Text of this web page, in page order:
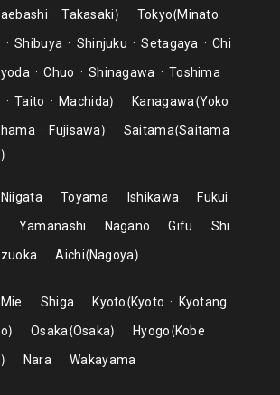
aebashi
Takasaki Tokyo Minato
Shibuya
Shinjuku Setagaya
Chi
yoda
Chuo Shinagawa
Toshima
Taito
Machida Kanagawa Yoko
hama
Fujisawa Saitama Saitama
Niigata Toyama Ishikawa
Fukui
Yamanashi
Nagano Gifu
Shi
zuoka
Aichi Nagoya
Mie Shiga Kyoto Kyoto
Kyotang
o
Osaka Osaka Hyogo Kobe
Nara
Wakayama